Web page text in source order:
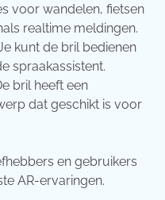
voor wandelen, fietsen
realtime meldingen.
kunt de bril bedienen
spraakassistent.
bril heeft een
dat geschikt is voor
en gebruikers
AR-ervaringen.